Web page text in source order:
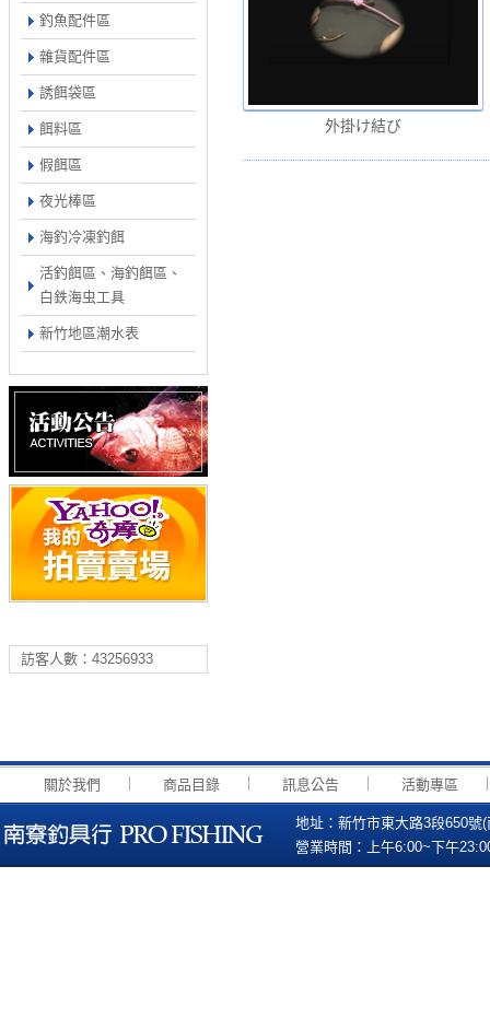
釣魚配件區
雜貨配件區
誘餌袋區
餌料區
假餌區
夜光棒區
海釣冷凍釣餌
活釣餌區、海釣餌區、
白鉄海虫工具
新竹地區潮水表
訪客人數：43256933
外掛け結び
關於我們 商品目錄 訊息公告 活動專區
地址：新竹市東大路3段650
營業時間：上午6:00~下午